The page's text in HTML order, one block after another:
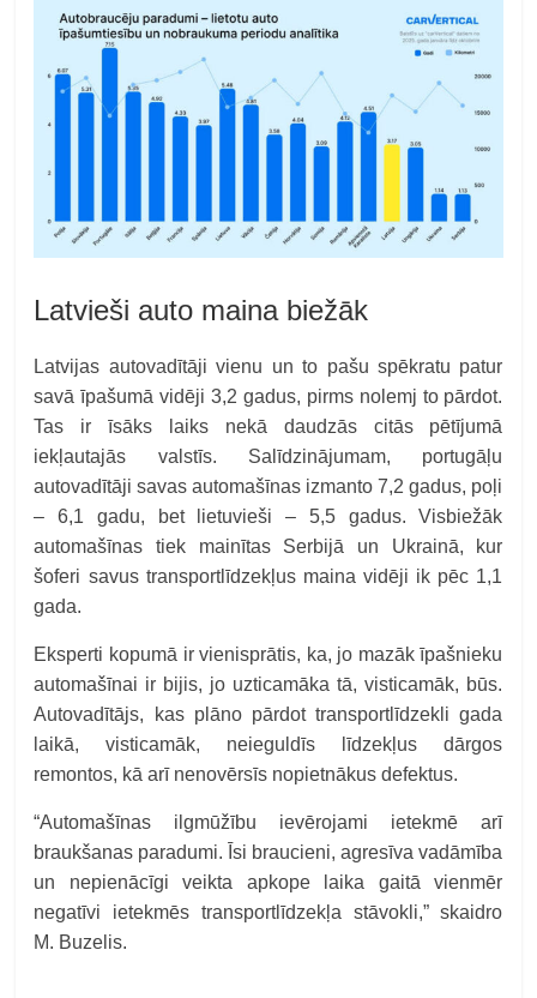
Latvieši auto maina biežāk
Latvijas autovadītāji vienu un to pašu spēkratu patur
savā īpašumā vidēji 3,2 gadus, pirms nolemj to pārdot.
Tas ir īsāks laiks nekā daudzās citās pētījumā
iekļautajās valstīs. Salīdzinājumam, portugāļu
autovadītāji savas automašīnas izmanto 7,2 gadus, poļi
– 6,1 gadu, bet lietuvieši – 5,5 gadus. Visbiežāk
automašīnas tiek mainītas Serbijā un Ukrainā, kur
šoferi savus transportlīdzekļus maina vidēji ik pēc 1,1
gada.
Eksperti kopumā ir vienisprātis, ka, jo mazāk īpašnieku
automašīnai ir bijis, jo uzticamāka tā, visticamāk, būs.
Autovadītājs, kas plāno pārdot transportlīdzekli gada
laikā, visticamāk, neieguldīs līdzekļus dārgos
remontos, kā arī nenovērsīs nopietnākus defektus.
“Automašīnas ilgmūžību ievērojami ietekmē arī
braukšanas paradumi. Īsi braucieni, agresīva vadāmība
un nepienācīgi veikta apkope laika gaitā vienmēr
negatīvi ietekmēs transportlīdzekļa stāvokli,” skaidro
M. Buzelis.